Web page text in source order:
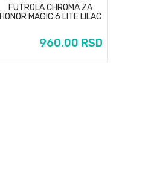
FUTROLA CHROMA ZA
HONOR MAGIC 6 LITE LILAC
960,00 RSD